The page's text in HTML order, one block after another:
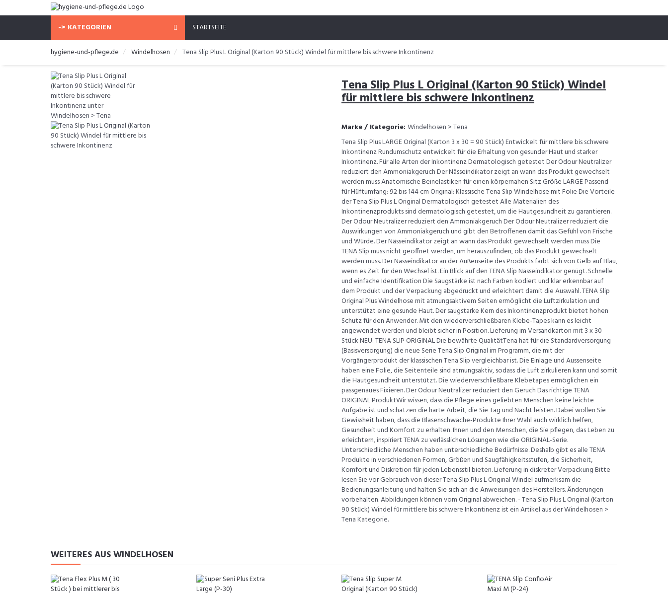
-> KATEGORIEN STARTSEITE
hygiene-und-pflege.de Windelhosen Tena Slip Plus L Original (Karton 90 Stück) Windel für mittlere bis schwere Inkontinenz
Tena Slip Plus L Original (Karton 90 Stück) Windel
für mittlere bis schwere Inkontinenz
Marke / Kategorie: Windelhosen > Tena
Tena Slip Plus LARGE Original (Karton 3 x 30 = 90 Stück) Entwickelt für mittlere bis schwere
Inkontinenz Rundumschutz entwickelt für die Erhaltung von gesunder Haut und starker
Inkontinenz. Für alle Arten der Inkontinenz Dermatologisch getestet Der Odour Neutralizer
reduziert den Ammoniakgeruch Der Nässeindikator zeigt an wann das Produkt gewechselt
werden muss Anatomische Beinelastiken für einen körpernahen Sitz Größe LARGE Passend
für Hüftumfang: 92 bis 144 cm Original: Klassische Tena Slip Windelhose mit Folie Die Vorteile
der Tena Slip Plus L Original Dermatologisch getestet Alle Materialien des
Inkontinenzprodukts sind dermatologisch getestet, um die Hautgesundheit zu garantieren.
Der Odour Neutralizer reduziert den Ammoniakgeruch Der Odour Neutralizer reduziert die
Auswirkungen von Ammoniakgeruch und gibt den Betroffenen damit das Gefühl von Frische
und Würde. Der Nässeindikator zeigt an wann das Produkt gewechselt werden muss Die
TENA Slip muss nicht geöffnet werden, um herauszufinden, ob das Produkt gewechselt
werden muss. Der Nässeindikator an der Außenseite des Produkts färbt sich von Gelb auf Blau,
wenn es Zeit für den Wechsel ist. Ein Blick auf den TENA Slip Nässeindikator genügt. Schnelle
und einfache Identifikation Die Saugstärke ist nach Farben kodiert und klar erkennbar auf
dem Produkt und der Verpackung abgedruckt und erleichtert damit die Auswahl. TENA Slip
Original Plus Windelhose mit atmungsaktivem Seiten ermöglicht die Luftzirkulation und
unterstützt eine gesunde Haut. Der saugstarke Kern des Inkontinenzprodukt bietet hohen
Schutz für den Anwender. Mit den wiederverschließbaren Klebe-Tapes kann es leicht
angewendet werden und bleibt sicher in Position. Lieferung im Versandkarton mit 3 x 30
Stück NEU: TENA SLIP ORIGINAL Die bewährte QualitätTena hat für die Standardversorgung
(Basisversorgung) die neue Serie Tena Slip Original im Programm, die mit der
Vorgängerprodukt der klassischen Tena Slip vergleichbar ist. Die Einlage und Aussenseite
haben eine Folie, die Seitenteile sind atmungsaktiv, sodass die Luft zirkulieren kann und somit
die Hautgesundheit unterstützt. Die wiederverschließbare Klebetapes ermöglichen ein
passgenaues Fixieren. Der Odour Neutralizer reduziert den Geruch Das richtige TENA
ORIGINAL ProduktWir wissen, dass die Pflege eines geliebten Menschen keine leichte
Aufgabe ist und schätzen die harte Arbeit, die Sie Tag und Nacht leisten. Dabei wollen Sie
Gewissheit haben, dass die Blasenschwäche-Produkte Ihrer Wahl auch wirklich helfen,
Gesundheit und Komfort zu erhalten. Ihnen und den Menschen, die Sie pflegen, das Leben zu
erleichtern, inspiriert TENA zu verlässlichen Lösungen wie die ORIGINAL-Serie.
Unterschiedliche Menschen haben unterschiedliche Bedürfnisse. Deshalb gibt es alle TENA
Produkte in verschiedenen Formen, Größen und Saugfähigkeitsstufen, die Sicherheit,
Komfort und Diskretion für jeden Lebensstil bieten. Lieferung in diskreter Verpackung Bitte
lesen Sie vor Gebrauch von dieser Tena Slip Plus L Original Windel aufmerksam die
Bedienungsanleitung und halten Sie sich an die Anweisungen des Herstellers. Änderungen
vorbehalten. Abbildungen können vom Original abweichen. - Tena Slip Plus L Original (Karton
90 Stück) Windel für mittlere bis schwere Inkontinenz ist ein Artikel aus der Windelhosen >
Tena Kategorie.
WEITERES AUS WINDELHOSEN